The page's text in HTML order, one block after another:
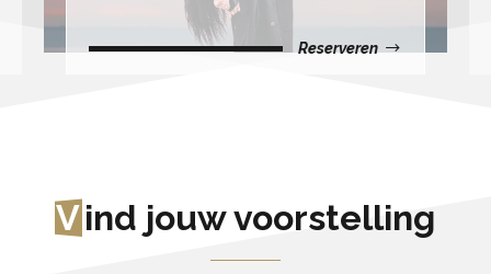
Reserveren
Vind jouw voorstelling